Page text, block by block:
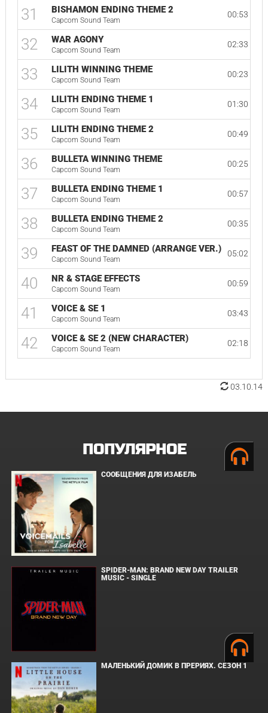
31 BISHAMON ENDING THEME 2
Capcom Sound Team
00:53
32 WAR AGONY
Capcom Sound Team
02:33
33 LILITH WINNING THEME
Capcom Sound Team
00:23
34 LILITH ENDING THEME 1
Capcom Sound Team
01:30
35 LILITH ENDING THEME 2
Capcom Sound Team
00:49
36 BULLETA WINNING THEME
Capcom Sound Team
00:25
37 BULLETA ENDING THEME 1
Capcom Sound Team
00:57
38 BULLETA ENDING THEME 2
Capcom Sound Team
00:35
39 FEAST OF THE DAMNED (ARRANGE VER.)
Capcom Sound Team
05:02
40 NR & STAGE EFFECTS
Capcom Sound Team
00:59
41 VOICE & SE 1
Capcom Sound Team
03:43
42 VOICE & SE 2 (NEW CHARACTER)
Capcom Sound Team
02:18
03.10.14
ПОПУЛЯРНОЕ
СООБЩЕНИЯ ДЛЯ ИЗАБЕЛЬ
SPIDER-MAN: BRAND NEW DAY TRAILER
MUSIC - SINGLE
МАЛЕНЬКИЙ ДОМИК В ПРЕРИЯХ. СЕЗОН 1